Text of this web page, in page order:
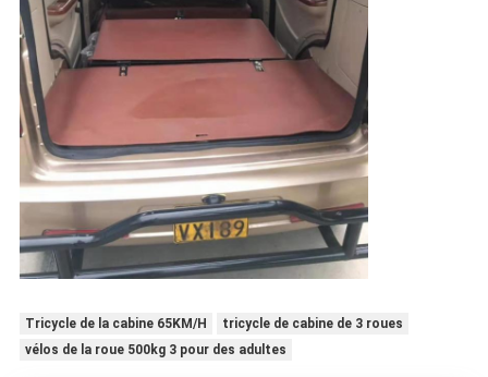
Tricycle de la cabine 65KM/H
tricycle de cabine de 3 roues
vélos de la roue 500kg 3 pour des adultes